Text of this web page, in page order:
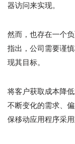
器访问来实现。
然而，也存在一个
指出，公司需要谨
现其目标。
将客户获取成本降
不断变化的需求、
保移动应用程序采